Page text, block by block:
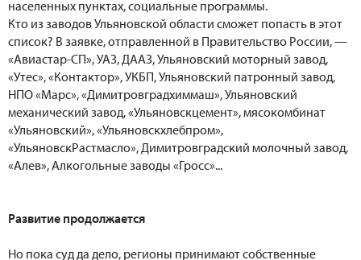
населенных пунктах, социальные программы.
Кто из заводов Ульяновской области сможет попасть в этот
список? В заявке, отправленной в Правительство России, —
«Авиастар-СП», УАЗ, ДААЗ, Ульяновский моторный завод,
«Утес», «Контактор», УКБП, Ульяновский патронный завод,
НПО «Марс», «Димитровградхиммаш», Ульяновский
механический завод, «Ульяновскцемент», мясокомбинат
«Ульяновский», «Ульяновскхлебпром»,
«УльяновскРастмасло», Димитровградский молочный завод,
«Алев», Алкогольные заводы «Гросс»...
Развитие продолжается
Но пока суд да дело, регионы принимают собственные